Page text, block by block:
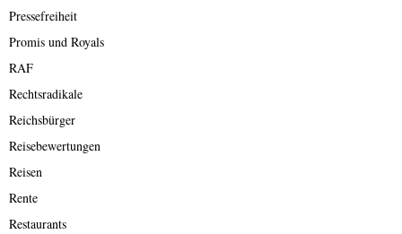
Pressefreiheit
Promis und Royals
RAF
Rechtsradikale
Reichsbürger
Reisebewertungen
Reisen
Rente
Restaurants